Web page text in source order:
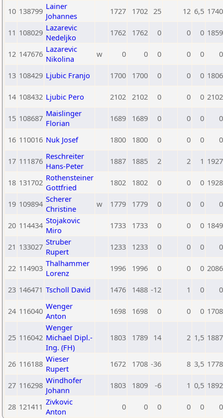
10 138799 Lainer
Johannes
1727 1702 25 12 6,5 1740
11 108029 Lazarevic
Nedeljko
1762 1762 0 0 0 1859
12 147676 Lazarevic
Nikolina
w 0 0 0 0 0 0
13 108429 Ljubic Franjo 1700 1700 0 0 0 1806
14 108432 Ljubic Pero 2102 2102 0 0 0 2102
15 108687 Maislinger
Florian
1689 1689 0 0 0 0
16 110016 Nuk Josef 1800 1800 0 0 0 0
17 111876 Reschreiter
Hans-Peter
1887 1885 2 2 1 1927
18 131702 Rothensteiner
Gottfried
1802 1802 0 0 0 1928
19 109894 Scherer
Christine
w 1779 1779 0 0 0 0
20 114434 Stojakovic
Miro
1733 1733 0 0 0 1849
21 133027 Struber
Rupert
1233 1233 0 0 0 0
22 114903 Thalhammer
Lorenz
1996 1996 0 0 0 2086
23 146471 Tscholl David 1476 1488 -12 1 0 0
24 116040 Wenger
Anton
1698 1698 0 0 0 1708
25 116042
Wenger
Michael Dipl.-
Ing. (FH)
1803 1789 14 2 1,5 1887
26 116188 Wieser
Rupert
1672 1708 -36 8 3,5 1778
27 116298 Windhofer
Johann
1803 1809 -6 1 0,5 1892
28 121411 Zivkovic
Anton
0 0 0 0 0 0